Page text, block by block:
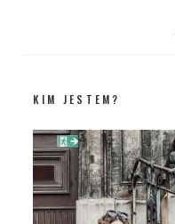
KIM JESTEM?